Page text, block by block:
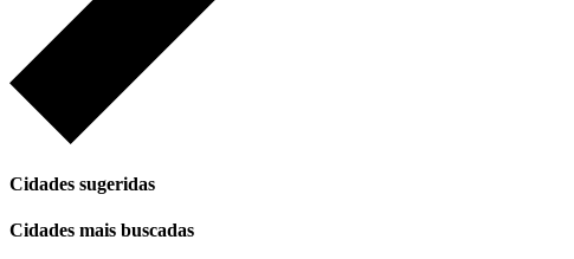
Cidades sugeridas
Cidades mais buscadas